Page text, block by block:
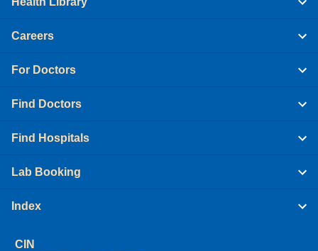
Careers
For Doctors
Find Doctors
Find Hospitals
Lab Booking
Index
CIN